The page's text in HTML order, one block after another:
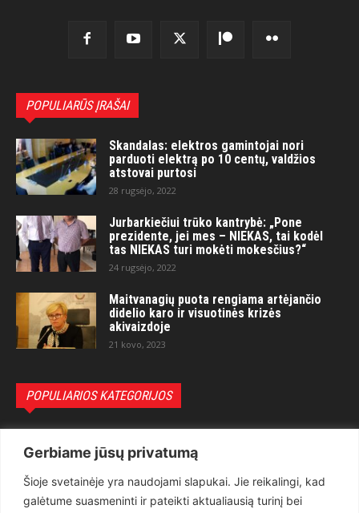
Gerbiame jūsų privatumą
Šioje svetainėje yra naudojami slapukai. Jie reikalingi, kad
galėtume suasmeninti ir pateikti aktualiausią turinį bei
POPULIARŪS ĮRAŠAI
Skandalas: elektros gamintojai nori
parduoti elektrą po 10 centų, valdžios
atstovai purtosi
28 rugsėjo, 2022
Jurbarkiečiui trūko kantrybė: „Pone
prezidente, jei mes – NIEKAS, tai kodėl
tas NIEKAS turi mokėti mokesčius?“
24 rugsėjo, 2022
Maitvanagių puota rengiama artėjančio
didelio karo ir visuotinės krizės
akivaizdoje
21 kovo, 2023
POPULIARIOS KATEGORIJOS
Teisėsauga
1497